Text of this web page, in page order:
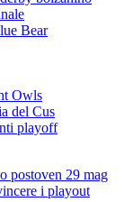
Bear
Owls
del Cus
playoff
postoven 29 mag
i playout